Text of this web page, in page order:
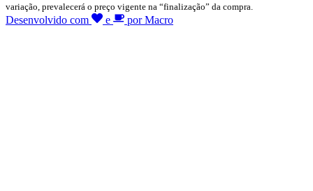
variação, prevalecerá o preço vigente na “finalização” da compra.
Desenvolvido com e por Macro